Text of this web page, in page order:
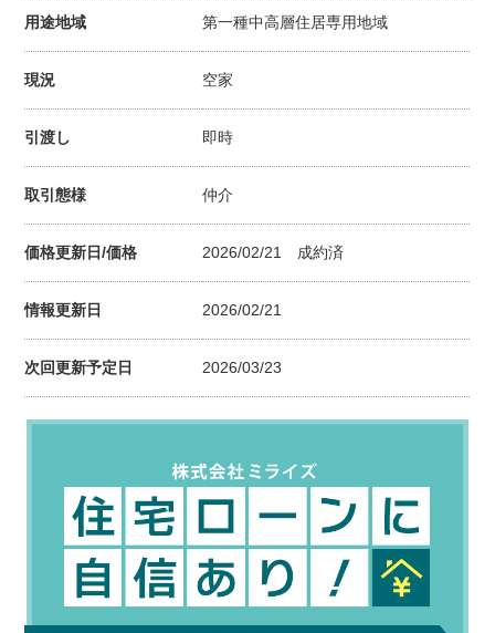
用途地域 第一種中高層住居専用地域
現況 空家
引渡し 即時
取引態様 仲介
価格更新日/価格 2026/02/21 成約済
情報更新日 2026/02/21
次回更新予定日 2026/03/23